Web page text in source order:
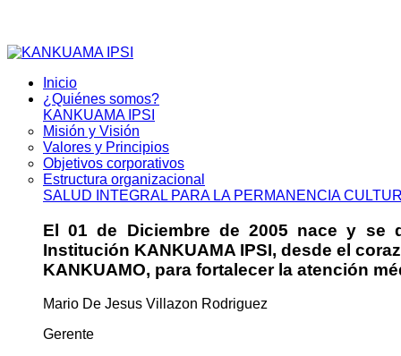
Inicio
¿Quiénes somos?
KANKUAMA IPSI
Misión y Visión
Valores y Principios
Objetivos corporativos
Estructura organizacional
SALUD INTEGRAL PARA LA PERMANENCIA
El 01 de Diciembre de 2005 nace y se
Institución KANKUAMA IPSI, desde el
KANKUAMO, para fortalecer la atención
Mario De Jesus Villazon Rodriguez
Gerente